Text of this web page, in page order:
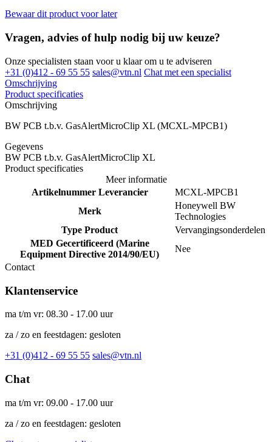
Bewaar dit product voor later
Vragen, advies of hulp nodig bij uw keuze?
Onze specialisten staan voor u klaar om u te adviseren
+31 (0)412 - 69 55 55 sales@vtn.nl Chat met een specialist
Omschrijving
Product specificaties
Omschrijving
BW PCB t.b.v. GasAlertMicroClip XL (MCXL-MPCB1)
Gegevens
BW PCB t.b.v. GasAlertMicroClip XL
Product specificaties
Meer informatie
Artikelnummer Leverancier
MCXL-MPCB1
Merk
Honeywell BW
Technologies
Type Product
Vervangingsonderdelen
MED Gecertificeerd (Marine
Equipment Directive 2014/90/EU)
Nee
Contact
Klantenservice
ma t/m vr: 08.30 - 17.00 uur
za / zo en feestdagen: gesloten
+31 (0)412 - 69 55 55 sales@vtn.nl
Chat
ma t/m vr: 09.00 - 17.00 uur
za / zo en feestdagen: gesloten